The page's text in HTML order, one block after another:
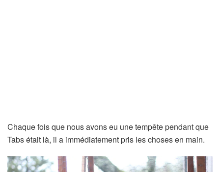
Chaque fois que nous avons eu une tempête pendant que
Tabs était là, il a immédiatement pris les choses en main.